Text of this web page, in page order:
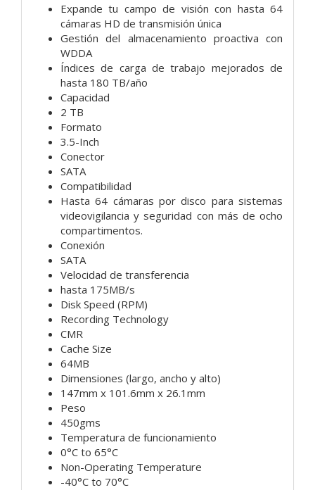
Expande tu campo de visión con hasta 64
cámaras HD de transmisión única
Gestión del almacenamiento proactiva con
WDDA
Índices de carga de trabajo mejorados de
hasta 180 TB/año
Capacidad
2 TB
Formato
3.5-Inch
Conector
SATA
Compatibilidad
Hasta 64 cámaras por disco para sistemas
videovigilancia y seguridad con más de ocho
compartimentos.
Conexión
SATA
Velocidad de transferencia
hasta 175MB/s
Disk Speed (RPM)
Recording Technology
CMR
Cache Size
64MB
Dimensiones (largo, ancho y alto)
147mm x 101.6mm x 26.1mm
Peso
450gms
Temperatura de funcionamiento
0°C to 65°C
Non-Operating Temperature
-40°C to 70°C